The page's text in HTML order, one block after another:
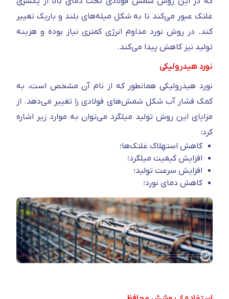
غلتک عبور می‌کند تا به شکل میله‌های بلند و باریک تغییر
کند. در روش نورد مداوم انرژی کمتری نیاز بوده و هزینه
تولید نیز کاهش پیدا می‌کند.
نورد هیدرولیکی
نورد هیدرولیکی همانطور که از نام آن مشخص است، به
کمک فشار آب شکل شمش‌های فولادی را تغییر می‌دهد. از
مزایای این روش تولید میلگرد می‌توان به موارد زیر اشاره
کرد:
کاهش استهلاک غلتک‌ها؛
افزایش کیفیت میلگرد؛
افزایش سرعت تولید؛
کاهش دمای نورد؛